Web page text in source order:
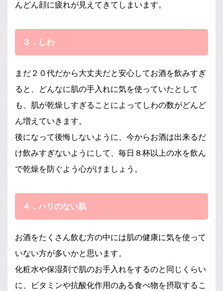
んどん顔に疲れが見えてきてしまいます。
３．しわ
まだ２０代だから大丈夫だと安心してお酒を飲みすぎ
ると、どんなに肌の手入れに気を使っていたとして
も、肌が乾燥しすぎることによってしわの数がどんど
ん増えていきます。
後になって後悔しないように、今からお酒は出来るだ
け飲みすぎないようにして、毎日８杯以上の水を飲ん
で乾燥を防ぐよう心がけましょう。
４．ハリのない肌
お酒をたくさん飲む方の中には肌の健康に気を使って
いない方が多いかと思います。
化粧水や保湿剤で肌のお手入れをするのと同じくらい
に、ビタミンや抗酸化作用のある食べ物を摂取するこ